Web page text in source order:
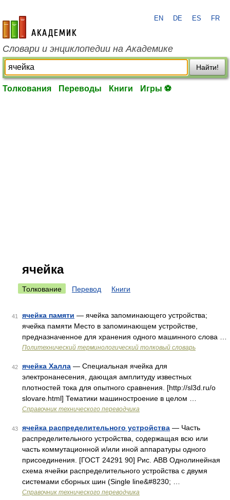
academic.ru
EN DE ES FR
Словари и энциклопедии на Академике
Найти!
Толкования Переводы Книги Игры ⚽
ячейка
Толкование Перевод Книги
41 ячейка памяти — ячейка запоминающего устройства;
ячейка памяти Место в запоминающем устройстве,
предназначенное для хранения одного машинного слова …
Политехнический терминологический толковый словарь
42 ячейка Халла — Специальная ячейка для
электронанесения, дающая амплитуду известных
плотностей тока для опытного сравнения. [http://sl3d.ru/o
slovare.html] Тематики машиностроение в целом …
Справочник технического переводчика
43 ячейка распределительного устройства — Часть
распределительного устройства, содержащая всю или
часть коммутационной и/или иной аппаратуры одного
присоединения. [ГОСТ 24291 90] Рис. ABB Однолинейная
схема ячейки распределительного устройства с двумя
системами сборных шин (Single line&#8230; …
Справочник технического переводчика